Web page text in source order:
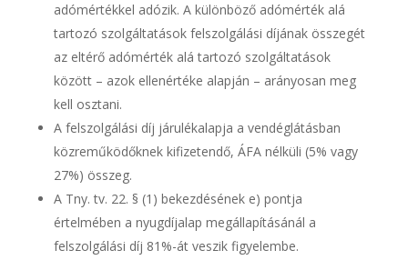
adómértékkel adózik. A különböző adómérték alá
tartozó szolgáltatások felszolgálási díjának összegét
az eltérő adómérték alá tartozó szolgáltatások
között – azok ellenértéke alapján – arányosan meg
kell osztani.
A felszolgálási díj járulékalapja a vendéglátásban
közreműködőknek kifizetendő, ÁFA nélküli (5% vagy
27%) összeg.
A Tny. tv. 22. § (1) bekezdésének e) pontja
értelmében a nyugdíjalap megállapításánál a
felszolgálási díj 81%-át veszik figyelembe.